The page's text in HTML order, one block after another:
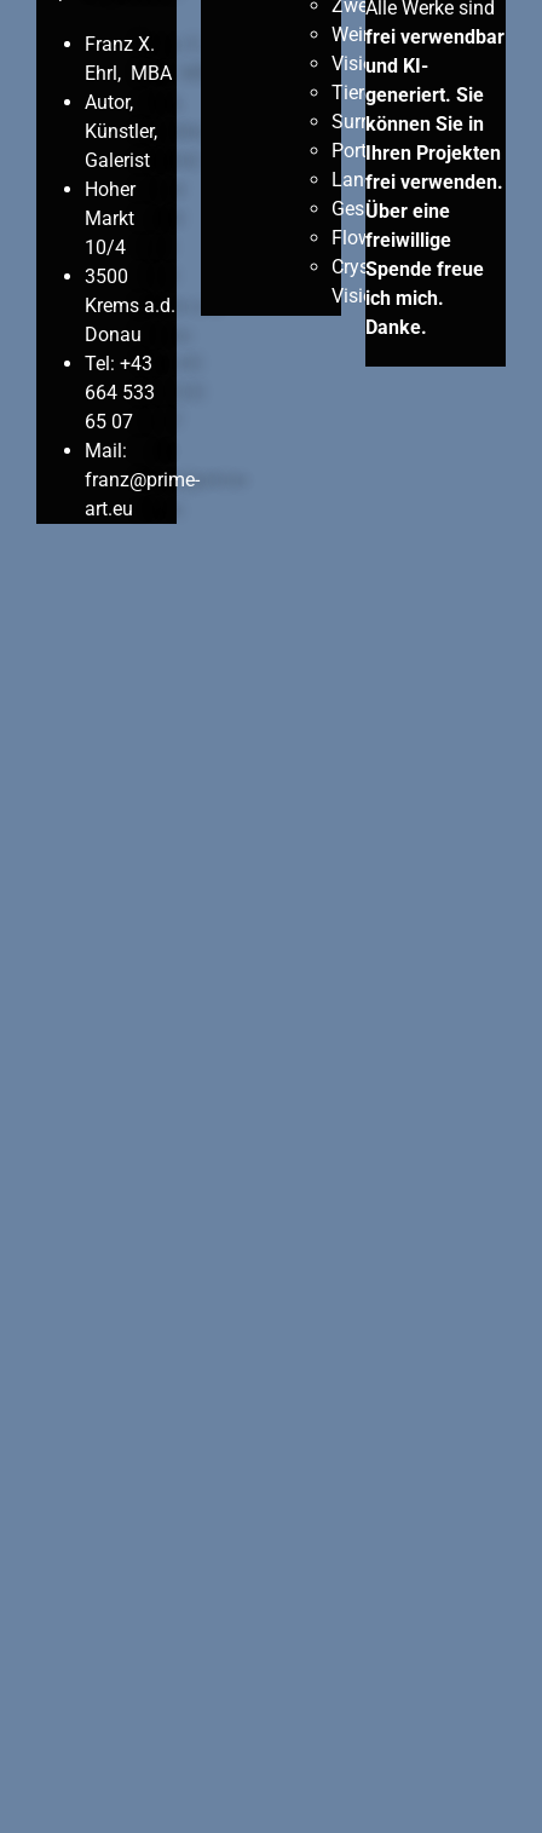
Franz X.
Ehrl, MBA
Autor,
Künstler,
Galerist
Hoher
Markt
10/4
3500
Krems a.d.
Donau
Tel: +43
664 533
65 07
Mail:
franz@prime-
art.eu
Zweisamkeit
Wein
Visionen
Tiere
Surreal
Porträts
Landschaften
Gesundheit
Flowers
Crystall
Visions
Alle Werke sind
frei verwendbar
und KI-
generiert. Sie
können Sie in
Ihren Projekten
frei verwenden.
Über eine
freiwillige
Spende freue
ich mich.
Danke.